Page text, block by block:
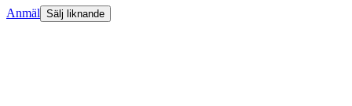
Anmäl Sälj liknande